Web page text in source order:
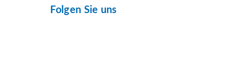
Folgen Sie uns